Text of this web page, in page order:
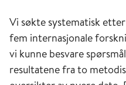
Vi søkte systematisk
fem internasjonale
vi kunne besvare
resultatene fra to